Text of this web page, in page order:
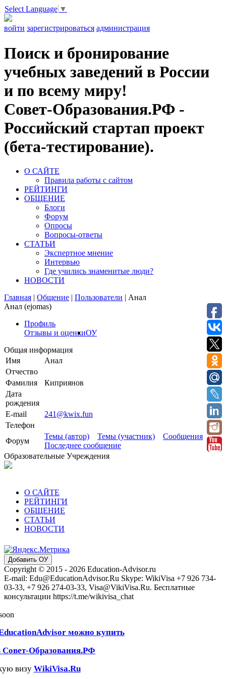
Select Language ▼
войти зарегистрироваться администрация
Поиск и бронирование
учебных заведений в России
и по всему миру!
Совет-Образования.РФ -
Российский стартап проект
(бета-тестирование).
О САЙТЕ
Правила работы с сайтом
РЕЙТИНГИ
ОБЩЕНИЕ
Блоги
Форум
Опросы
Вопросы-ответы
СТАТЬИ
Экспертное мнение
Интервью
Где учились знаменитые люди?
НОВОСТИ
Главная | Общение | Пользователи | Анал
Анал (ejomas)
Профиль
Отзывы и оценкиОУ
Общая информация
Имя
Анал
Отчество
Фамилия
Киприянов
Дата
рождения
E-mail
241@kwix.fun
Телефон
Форум
Темы (автор) Темы (участник)
Сообщения
Последнее сообщение
Образовательные Учреждения
О САЙТЕ
РЕЙТИНГИ
ОБЩЕНИЕ
СТАТЬИ
НОВОСТИ
Добавить ОУ
Copyright © 2015 - 2026 Education-Advisor.ru
E-mail: Edu@EducationAdvisor.Ru Skype: WikiVisa +7 926 734-
03-33, +7 926 274-03-33, Visa@VikiVisa.Ru. Бесплатные
консультации https://t.me/wikivisa_chat
можно купить
Совет-Образования.РФ
визу WikiVisa.Ru